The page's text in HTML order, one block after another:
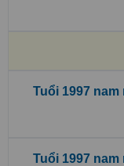
Tuổi 1997
Tuổi 1997